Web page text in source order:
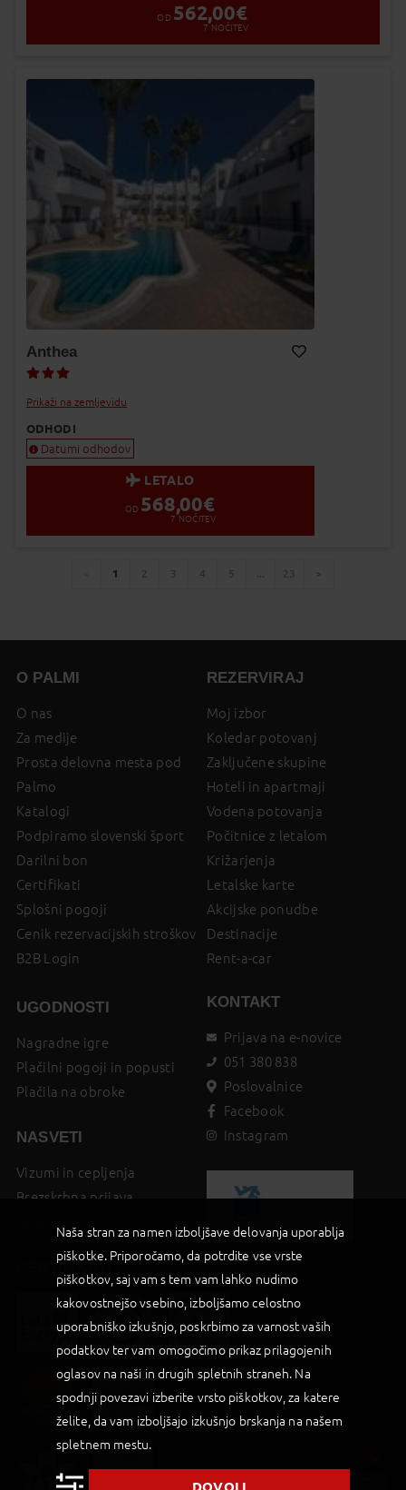
OD 562,00€
7 NOČITEV
Anthea
Prikaži na zemljevidu
ODHODI
Datumi odhodov
LETALO
OD 568,00€
7 NOČITEV
You're
1
page
2
page
3 4
page
5
page
...
page
23
O PALMI
O nas
Za medije
Prosta delovna mesta pod
Palmo
Katalogi
Podpiramo slovenski šport
Darilni bon
Certifikati
Splošni pogoji
Cenik rezervacijskih stroškov
B2B Login
UGODNOSTI
Nagradne igre
Plačilni pogoji in popusti
Plačila na obroke
NASVETI
Vizumi in cepljenja
Brezskrbna prijava
REZERVIRAJ
Moj izbor
Koledar potovanj
Zaključene skupine
Hoteli in apartmaji
Vodena potovanja
Počitnice z letalom
Križarjenja
Letalske karte
Akcijske ponudbe
Destinacije
Rent-a-car
KONTAKT
Prijava na e-novice
051 380 838
Poslovalnice
Facebook
Instagram
CERTIFIKATI
Naša stran za namen izboljšave delovanja uporablja
piškotke. Priporočamo, da potrdite vse vrste
piškotkov, saj vam s tem vam lahko nudimo
kakovostnejšo vsebino, izboljšamo celostno
uporabniško izkušnjo, poskrbimo za varnost vaših
podatkov ter vam omogočimo prikaz prilagojenih
oglasov na naši in drugih spletnih straneh. Na
spodnji povezavi izberite vrsto piškotkov, za katere
želite, da vam izboljšajo izkušnjo brskanja na našem
spletnem mestu.
DOVOLI